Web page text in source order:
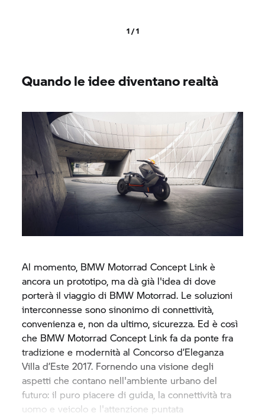
1 / 1
Quando le idee diventano realtà
Al momento, BMW Motorrad Concept Link è
ancora un prototipo, ma dà già l'idea di dove
porterà il viaggio di BMW Motorrad. Le soluzioni
interconnesse sono sinonimo di connettività,
convenienza e, non da ultimo, sicurezza. Ed è così
che BMW Motorrad Concept Link fa da ponte fra
tradizione e modernità al Concorso d’Eleganza
Villa d’Este 2017. Fornendo una visione degli
aspetti che contano nell'ambiente urbano del
futuro: il puro piacere di guida, la connettività tra
uomo e veicolo e l'attenzione puntata